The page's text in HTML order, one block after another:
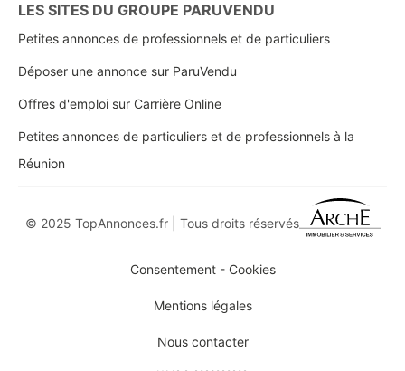
LES SITES DU GROUPE PARUVENDU
Petites annonces de professionnels et de particuliers
Déposer une annonce sur ParuVendu
Offres d'emploi sur Carrière Online
Petites annonces de particuliers et de professionnels à la
Réunion
© 2025 TopAnnonces.fr | Tous droits réservés
Consentement - Cookies
Mentions légales
Nous contacter